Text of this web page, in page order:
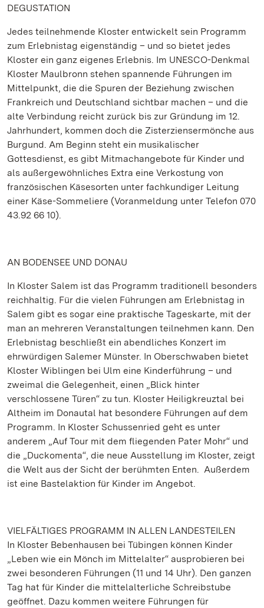
DEGUSTATION
Jedes teilnehmende Kloster entwickelt sein Programm
zum Erlebnistag eigenständig – und so bietet jedes
Kloster ein ganz eigenes Erlebnis. Im UNESCO-Denkmal
Kloster Maulbronn stehen spannende Führungen im
Mittelpunkt, die die Spuren der Beziehung zwischen
Frankreich und Deutschland sichtbar machen – und die
alte Verbindung reicht zurück bis zur Gründung im 12.
Jahrhundert, kommen doch die Zisterziensermönche aus
Burgund. Am Beginn steht ein musikalischer
Gottesdienst, es gibt Mitmachangebote für Kinder und
als außergewöhnliches Extra eine Verkostung von
französischen Käsesorten unter fachkundiger Leitung
einer Käse-Sommeliere (Voranmeldung unter Telefon 070
43.92 66 10).
AN BODENSEE UND DONAU
In Kloster Salem ist das Programm traditionell besonders
reichhaltig. Für die vielen Führungen am Erlebnistag in
Salem gibt es sogar eine praktische Tageskarte, mit der
man an mehreren Veranstaltungen teilnehmen kann. Den
Erlebnistag beschließt ein abendliches Konzert im
ehrwürdigen Salemer Münster. In Oberschwaben bietet
Kloster Wiblingen bei Ulm eine Kinderführung – und
zweimal die Gelegenheit, einen „Blick hinter
verschlossene Türen“ zu tun. Kloster Heiligkreuztal bei
Altheim im Donautal hat besondere Führungen auf dem
Programm. In Kloster Schussenried geht es unter
anderem „Auf Tour mit dem fliegenden Pater Mohr“ und
die „Duckomenta“, die neue Ausstellung im Kloster, zeigt
die Welt aus der Sicht der berühmten Enten. Außerdem
ist eine Bastelaktion für Kinder im Angebot.
VIELFÄLTIGES PROGRAMM IN ALLEN LANDESTEILEN
In Kloster Bebenhausen bei Tübingen können Kinder
„Leben wie ein Mönch im Mittelalter“ ausprobieren bei
zwei besonderen Führungen (11 und 14 Uhr). Den ganzen
Tag hat für Kinder die mittelalterliche Schreibstube
geöffnet. Dazu kommen weitere Führungen für